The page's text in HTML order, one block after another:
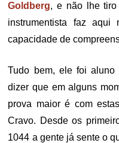
Goldberg, e não lhe
instrumentista faz
capacidade de
Tudo bem, ele foi aluno
dizer que em alguns
prova maior é com
Cravo. Desde os
1044 a gente já sente o